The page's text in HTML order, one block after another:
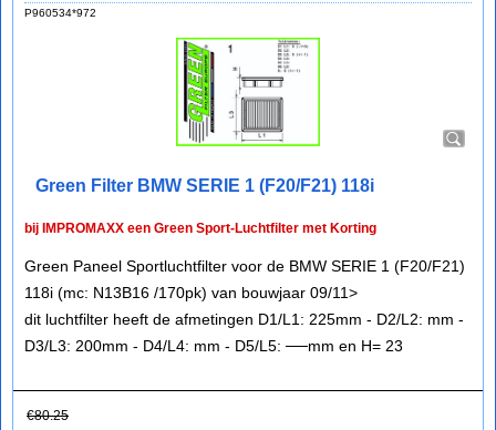
P960534*972
Green Filter BMW SERIE 1 (F20/F21) 118i
bij IMPROMAXX een Green Sport-Luchtfilter met Korting
Green Paneel Sportluchtfilter voor de BMW SERIE 1 (F20/F21)
118i (mc: N13B16 /170pk) van bouwjaar 09/11>
dit luchtfilter heeft de afmetingen D1/L1: 225mm - D2/L2: mm -
D3/L3: 200mm - D4/L4: mm - D5/L5: ──mm en H= 23
€80.25